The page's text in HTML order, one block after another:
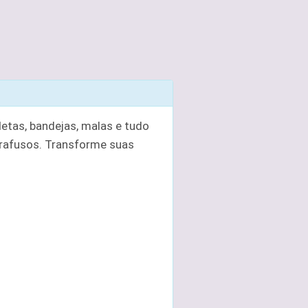
bandejas, malas e tudo
Transforme suas